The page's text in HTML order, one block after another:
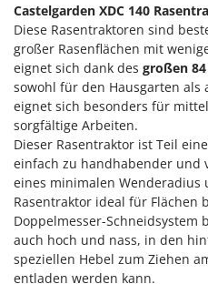
Laubsauger -
Laubsauger auf Rädern
Luftentfeuchter
Luftkühler mit
M
Mähroboter
Manuelle
Mehrzweck-Sauggeräte
Minibacköfen
EuroMech
Eurosystems
F
FAC
Fama Industrie
Famag
Famur
FARMER
FBC
Ferrari Group
Castelgarden XDC 140
Diese Rasentraktoren sind
großer Rasenflächen mit
eignet sich dank des großen
sowohl für den Hausgarten als
eignet sich besonders für
sorgfältige Arbeiten.
Dieser Rasentraktor ist Teil
einfach zu handhabender und
eines minimalen
Rasentraktor ideal für Flächen
Doppelmesser-Schneidsystem
auch hoch und nass, in den
speziellen Hebel zum Ziehen
entladen werden kann.